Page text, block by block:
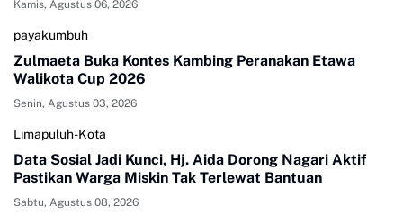
Kamis, Agustus 06, 2026
payakumbuh
Zulmaeta Buka Kontes Kambing Peranakan Etawa
Walikota Cup 2026
Senin, Agustus 03, 2026
Limapuluh-Kota
Data Sosial Jadi Kunci, Hj. Aida Dorong Nagari Aktif
Pastikan Warga Miskin Tak Terlewat Bantuan
Sabtu, Agustus 08, 2026